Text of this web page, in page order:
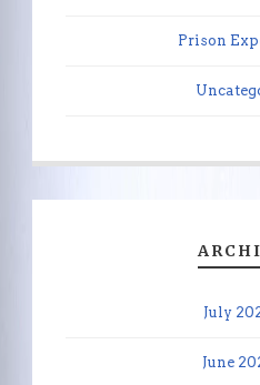
Prison
July
June